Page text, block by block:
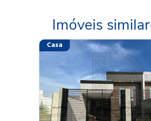
Imóveis
Casa